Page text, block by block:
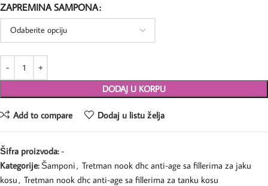
ZAPREMINA SAMPONA
DODAJ U KORPU
Add to compare Dodaj u listu želja
Šifra proizvoda:-
Kategorije: Šamponi, Tretman nook dhc anti-age sa fillerima za jaku
kosu, Tretman nook dhc anti-age sa fillerima za tanku kosu